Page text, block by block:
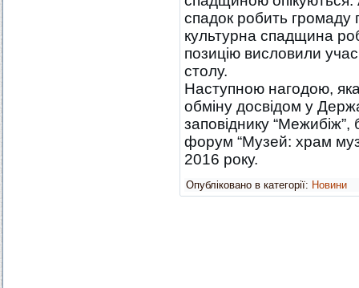
спадок робить громаду
культурна спадщина
позицію висловили
столу.
Наступною нагодою,
обміну досвідом у
заповіднику
форум “Музей: храм муз
2016 року.
Опубліковано в категорії: Новини